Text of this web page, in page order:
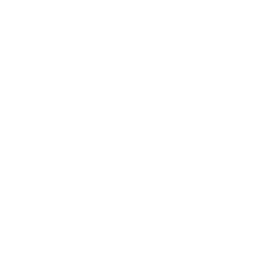
BENZ E 250 E 250
AVANTGARDE
HAND